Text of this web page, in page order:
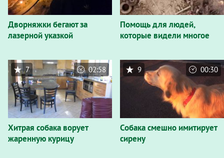
Дворняжки бегают за
лазерной указкой
Помощь для людей,
которые видели многое
Хитрая собака ворует
жаренную курицу
7 02:58
Собака смешно имитирует
сирену
9 00:30